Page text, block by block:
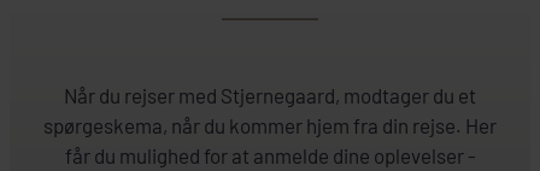
Når du rejser med Stjernegaard, modtager du et
spørgeskema, når du kommer hjem fra din rejse. Her
får du mulighed for at anmelde dine oplevelser -